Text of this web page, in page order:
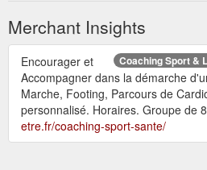
Merchant Insights
Coaching Sport &
Encourager et
Accompagner dans la démarche
Marche, Footing, Parcours de
personnalisé. Horaires. Groupe de
etre.fr/coaching-sport-sante/